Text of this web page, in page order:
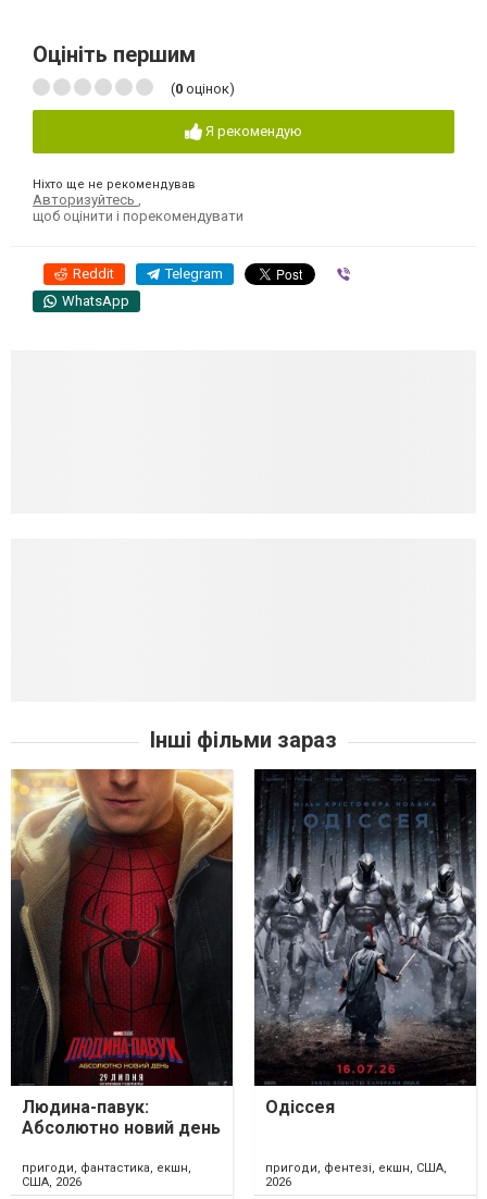
Оцініть першим
(0 оцінок)
Я рекомендую
Ніхто ще не рекомендував
Авторизуйтесь ,
щоб оцінити і порекомендувати
Reddit Telegram
WhatsApp
Інші фільми зараз
Людина-павук:
Абсолютно новий день
пригоди, фантастика, екшн,
США, 2026
Одіссея
пригоди, фентезі, екшн, США,
2026